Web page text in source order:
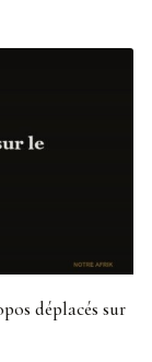
déplacés sur